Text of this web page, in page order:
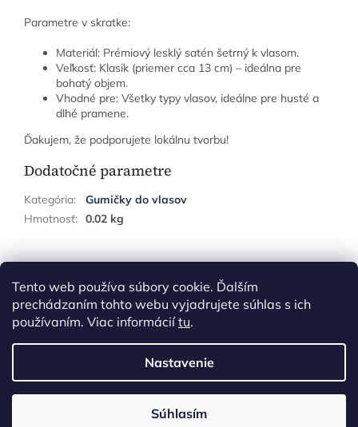
Tento web používa súbory cookie. Ďalším
prechádzaním tohto webu vyjadrujete súhlas s ich
používaním. Viac informáciítu.
Nastavenie
Súhlasím
Parametre v skratke:
Materiál: Prémiový lesklý satén šetrný k vlasom.
Veľkosť: Klasik (priemer cca 13 cm) – ideálna pre
bohatý objem.
Vhodné pre: Všetky typy vlasov, ideálne pre husté a
dlhé pramene.
Ďakujem, že podporujete lokálnu tvorbu!
Dodatočné parametre
Kategória:
Gumičky do vlasov
Hmotnosť: 0.02 kg
Z
Vytvoril Shoptet
Gituskovo. Všetky práva vyhradené.